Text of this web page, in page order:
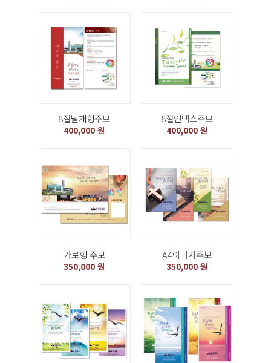
8절날개형주보
400,000 원
8절인덱스주보
400,000 원
가로형 주보
350,000 원
A4이미지주보
350,000 원